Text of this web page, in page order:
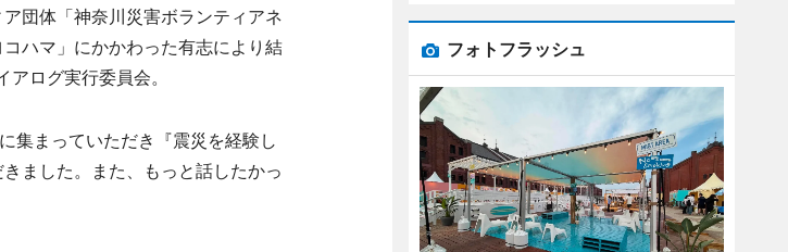
団体「神奈川災害ボランティアネ
ハマ」にかかわった有志により結
ログ実行委員会。
集まっていただき『震災を経験し
ました。また、もっと話したかっ
フォトフラッシュ